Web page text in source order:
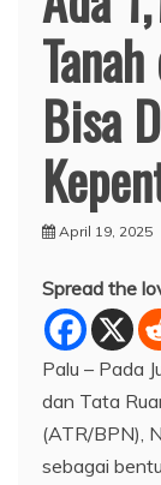
Bisa
April 19, 2025
Spread the
Palu – Pada
dan Tata
(ATR/BPN),
sebagai